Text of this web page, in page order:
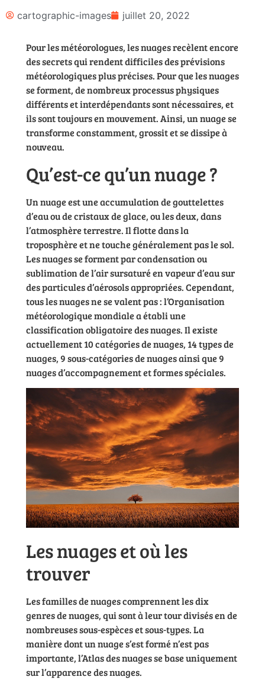
cartographic-images juillet 20, 2022
Pour les météorologues, les nuages recèlent encore
des secrets qui rendent difficiles des prévisions
météorologiques plus précises. Pour que les nuages
se forment, de nombreux processus physiques
différents et interdépendants sont nécessaires, et
ils sont toujours en mouvement. Ainsi, un nuage se
transforme constamment, grossit et se dissipe à
nouveau.
Qu’est-ce qu’un nuage ?
Un nuage est une accumulation de gouttelettes
d’eau ou de cristaux de glace, ou les deux, dans
l’atmosphère terrestre. Il flotte dans la
troposphère et ne touche généralement pas le sol.
Les nuages se forment par condensation ou
sublimation de l’air sursaturé en vapeur d’eau sur
des particules d’aérosols appropriées. Cependant,
tous les nuages ne se valent pas : l’Organisation
météorologique mondiale a établi une
classification obligatoire des nuages. Il existe
actuellement 10 catégories de nuages, 14 types de
nuages, 9 sous-catégories de nuages ainsi que 9
nuages d’accompagnement et formes spéciales.
Les nuages et où les
trouver
Les familles de nuages comprennent les dix
genres de nuages, qui sont à leur tour divisés en de
nombreuses sous-espèces et sous-types. La
manière dont un nuage s’est formé n’est pas
importante, l’Atlas des nuages se base uniquement
sur l’apparence des nuages.